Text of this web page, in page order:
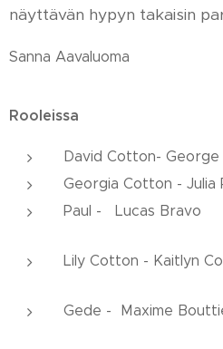
näyttävän hypyn takaisin
Sanna Aavaluoma
Rooleissa
David Cotton- George
Georgia Cotton - Julia
Paul -
Lily Cotton -
Gede -